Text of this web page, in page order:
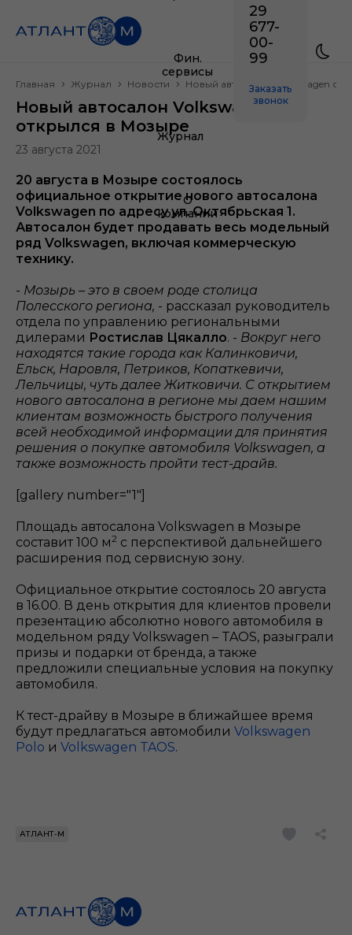
Фин.
сервисы
Журнал
О
компании
29
677-
00-
99
Заказать
звонок
Главная Журнал Новости Новый автосалон Volkswagen
Новый автосалон Volkswagen
открылся в Мозыре
23 августа 2021
20 августа в Мозыре состоялось
официальное открытие нового автосалона
Volkswagen по адресу ул. Октябрьская 1.
Автосалон будет продавать весь модельный
ряд Volkswagen, включая коммерческую
технику.
- Мозырь – это в своем роде столица
Полесского региона, - рассказал руководитель
отдела по управлению региональными
дилерами Ростислав Цякалло. - Вокруг него
находятся такие города как Калинковичи,
Ельск, Наровля, Петриков, Копаткевичи,
Лельчицы, чуть далее Житковичи. С открытием
нового автосалона в регионе мы даем нашим
клиентам возможность быстрого получения
всей необходимой информации для принятия
решения о покупке автомобиля Volkswagen, а
также возможность пройти тест-драйв.
[gallery number="1"]
Площадь автосалона Volkswagen в Мозыре
составит 100 м2 с перспективой дальнейшего
расширения под сервисную зону.
Официальное открытие состоялось 20 августа
в 16.00. В день открытия для клиентов провели
презентацию абсолютно нового автомобиля в
модельном ряду Volkswagen – TAOS, разыграли
призы и подарки от бренда, а также
предложили специальные условия на покупку
автомобиля.
К тест-драйву в Мозыре в ближайшее время
будут предлагаться автомобили Volkswagen
Polo и Volkswagen TAOS.
АТЛАНТ-М